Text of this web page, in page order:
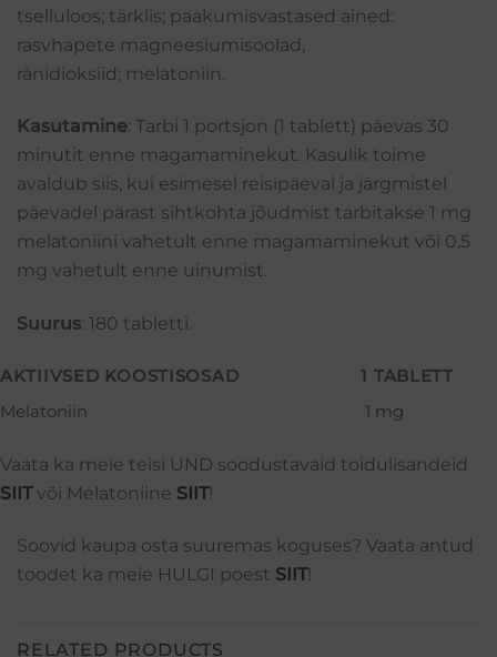
tselluloos; tärklis; paakumisvastased ained:
rasvhapete magneesiumisoolad,
ränidioksiid; melatoniin.
Kasutamine: Tarbi 1 portsjon (1 tablett) päevas 30
minutit enne magamaminekut. Kasulik toime
avaldub siis, kui esimesel reisipäeval ja järgmistel
päevadel pärast sihtkohta jõudmist tarbitakse 1 mg
melatoniini vahetult enne magamaminekut või 0,5
mg vahetult enne uinumist.
Suurus: 180 tabletti.
AKTIIVSED KOOSTISOSAD
1 TABLETT
Melatoniin
1 mg
Vaata ka meie teisi UND soodustavaid toidulisandeid
SIITvõi Melatoniine SIIT!
Soovid kaupa osta suuremas koguses? Vaata antud
toodet ka meie HULGI poest SIIT!
RELATED PRODUCTS